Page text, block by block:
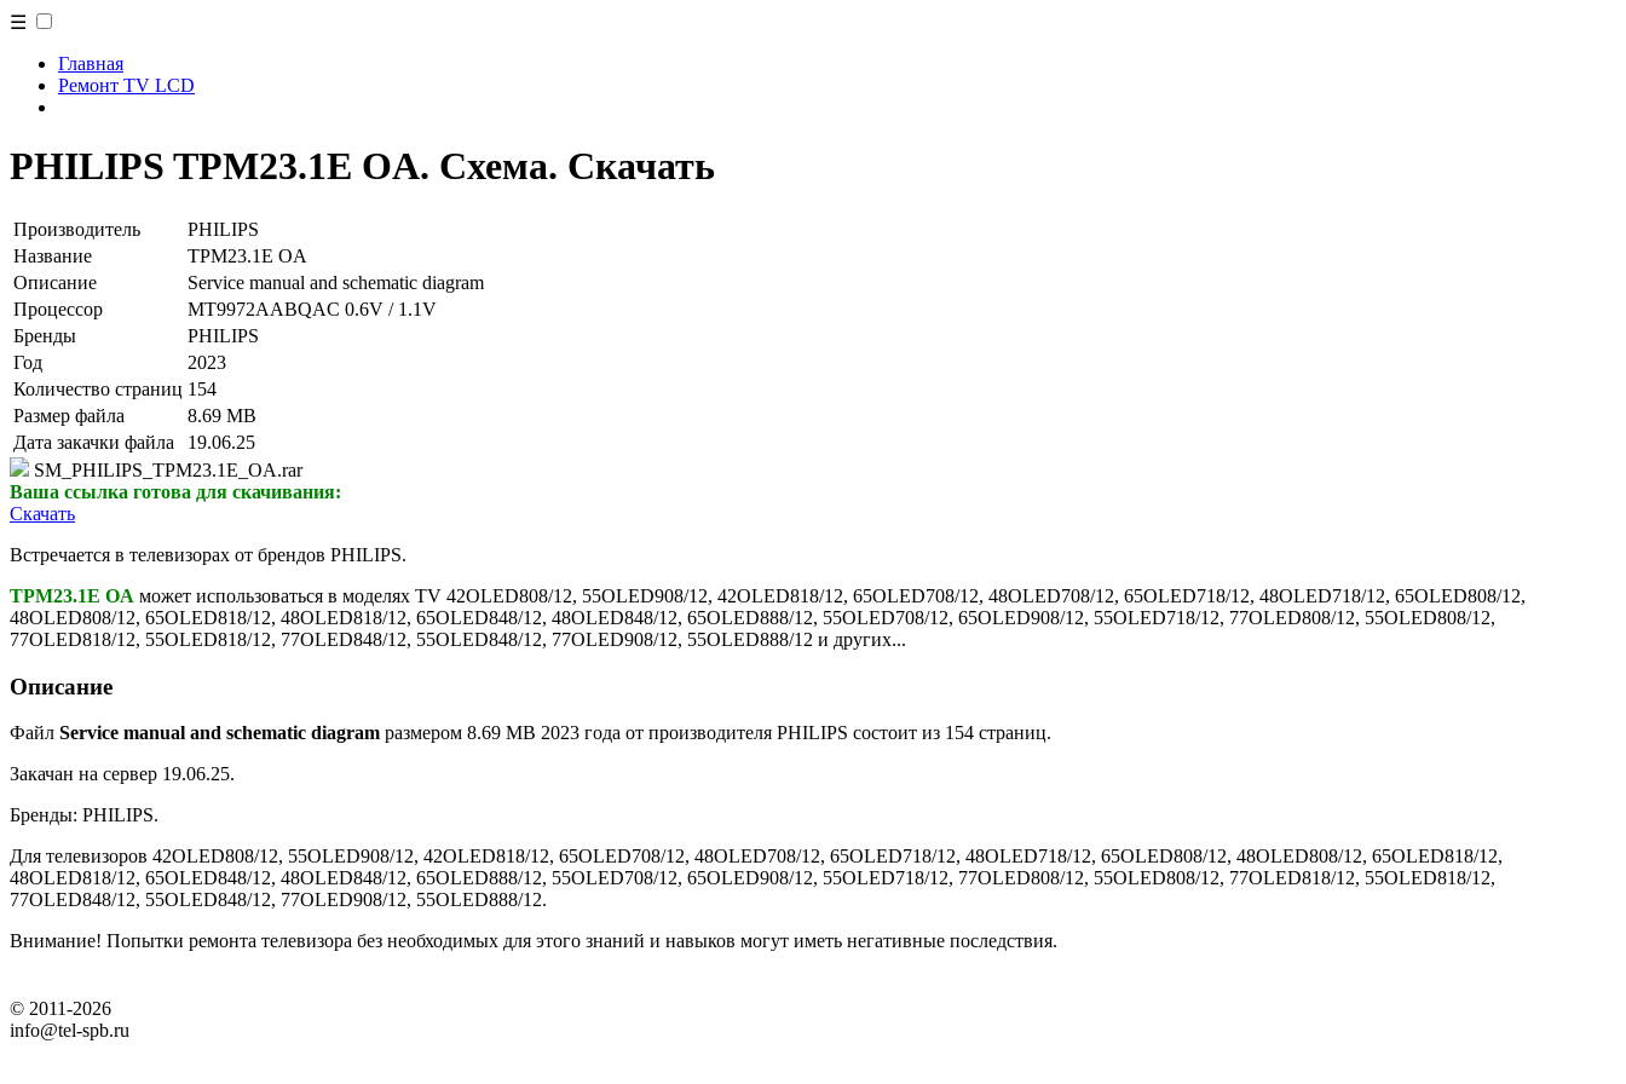
☰
Главная
Ремонт TV LCD
PHILIPS TPM23.1E OA. Схема. Скачать
Производитель
PHILIPS
Название
TPM23.1E OA
Описание
Service manual and schematic diagram
Процессор
MT9972AABQAC 0.6V / 1.1V
Бренды
PHILIPS
Год
2023
Количество страниц 154
Размер файла
8.69 MB
Дата закачки файла
19.06.25
SM_PHILIPS_TPM23.1E_OA.rar
Ваша ссылка готова для скачивания:
Скачать
Встречается в телевизорах от брендов PHILIPS.
TPM23.1E OA может использоваться в моделях TV 42OLED808/12, 55OLED908/12, 42OLED818/12, 65OLED708/12, 48OLED708/12, 65OLED718/12, 48OLED718/12, 65OLED808/12,
48OLED808/12, 65OLED818/12, 48OLED818/12, 65OLED848/12, 48OLED848/12, 65OLED888/12, 55OLED708/12, 65OLED908/12, 55OLED718/12, 77OLED808/12, 55OLED808/12,
77OLED818/12, 55OLED818/12, 77OLED848/12, 55OLED848/12, 77OLED908/12, 55OLED888/12 и других...
Описание
Файл Service manual and schematic diagram размером 8.69 MB 2023 года от производителя PHILIPS состоит из 154 страниц.
Закачан на сервер 19.06.25.
Бренды: PHILIPS.
Для телевизоров 42OLED808/12, 55OLED908/12, 42OLED818/12, 65OLED708/12, 48OLED708/12, 65OLED718/12, 48OLED718/12, 65OLED808/12, 48OLED808/12, 65OLED818/12,
48OLED818/12, 65OLED848/12, 48OLED848/12, 65OLED888/12, 55OLED708/12, 65OLED908/12, 55OLED718/12, 77OLED808/12, 55OLED808/12, 77OLED818/12, 55OLED818/12,
77OLED848/12, 55OLED848/12, 77OLED908/12, 55OLED888/12.
Внимание! Попытки ремонта телевизора без необходимых для этого знаний и навыков могут иметь негативные последствия.
© 2011-2026
info@tel-spb.ru